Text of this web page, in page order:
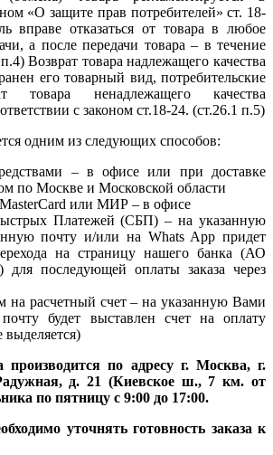
«О защите прав потребителей» ст. 18-
вправе отказаться от товара в любое
а после передачи товара – в течение
Возврат товара надлежащего качества
его товарный вид, потребительские
товара ненадлежащего качества
с законом ст.18-24. (ст.26.1 п.5)
одним из следующих способов:
– в офисе или при доставке
по Москве и Московской области
или МИР – в офисе
Платежей (СБП) – на указанную
почту и/или на Whats App придет
на страницу нашего банка (АО
для последующей оплаты заказа через
на расчетный счет – на указанную Вами
будет выставлен счет на оплату
производится по адресу г. Москва, г.
д. 21 (Киевское ш., 7 км. от
по пятницу с 9:00 до 17:00.
уточнять готовность заказа к